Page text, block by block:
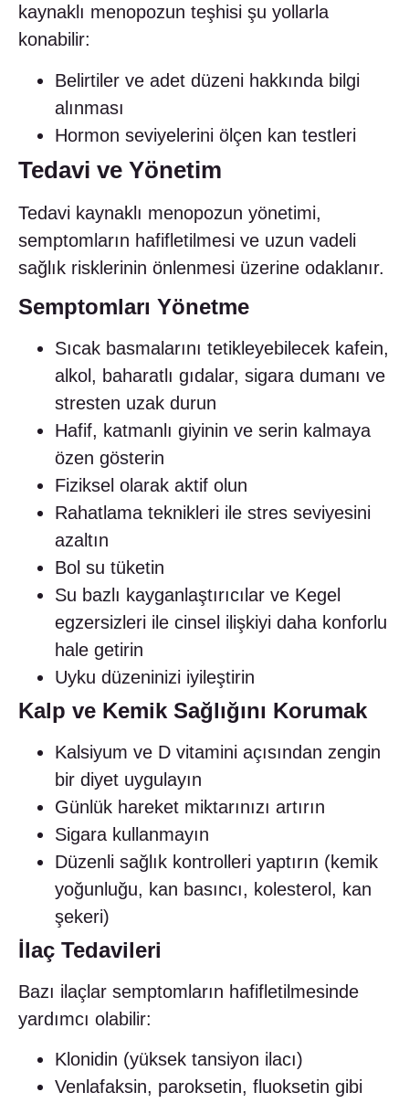
kaynaklı menopozun teşhisi şu yollarla
konabilir:
Belirtiler ve adet düzeni hakkında bilgi
alınması
Hormon seviyelerini ölçen kan testleri
Tedavi ve Yönetim
Tedavi kaynaklı menopozun yönetimi,
semptomların hafifletilmesi ve uzun vadeli
sağlık risklerinin önlenmesi üzerine odaklanır.
Semptomları Yönetme
Sıcak basmalarını tetikleyebilecek kafein,
alkol, baharatlı gıdalar, sigara dumanı ve
stresten uzak durun
Hafif, katmanlı giyinin ve serin kalmaya
özen gösterin
Fiziksel olarak aktif olun
Rahatlama teknikleri ile stres seviyesini
azaltın
Bol su tüketin
Su bazlı kayganlaştırıcılar ve Kegel
egzersizleri ile cinsel ilişkiyi daha konforlu
hale getirin
Uyku düzeninizi iyileştirin
Kalp ve Kemik Sağlığını Korumak
Kalsiyum ve D vitamini açısından zengin
bir diyet uygulayın
Günlük hareket miktarınızı artırın
Sigara kullanmayın
Düzenli sağlık kontrolleri yaptırın (kemik
yoğunluğu, kan basıncı, kolesterol, kan
şekeri)
İlaç Tedavileri
Bazı ilaçlar semptomların hafifletilmesinde
yardımcı olabilir:
Klonidin (yüksek tansiyon ilacı)
Venlafaksin, paroksetin, fluoksetin gibi